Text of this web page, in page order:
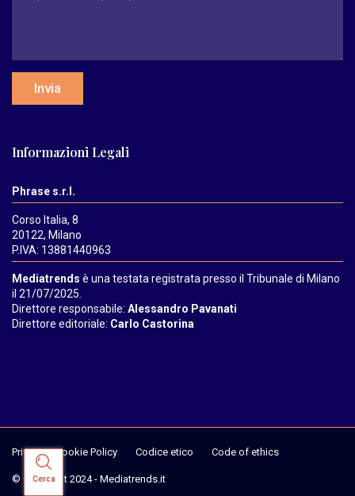
Cerca
Invia
Informazioni Legali
Phrase s.r.l.
Corso Italia, 8
20122, Milano
P.IVA: 13881440963
Mediatrends è una testata registrata presso il Tribunale di Milano
il 21/07/2025.
Direttore responsabile: Alessandro Pavanati
Direttore editoriale: Carlo Castorina
Privacy & Cookie Policy Codice etico Code of ethics
© Copyright 2024 - Mediatrends.it